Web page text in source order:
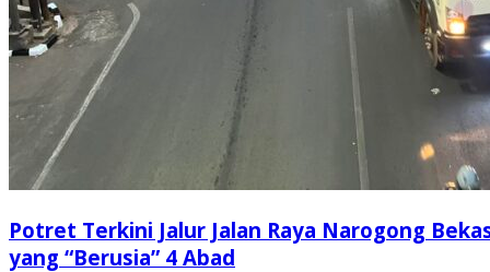
Potret Terkini Jalur Jalan Raya Narogong
yang “Berusia” 4 Abad